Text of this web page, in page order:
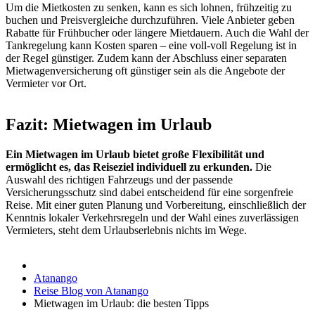
Um die Mietkosten zu senken, kann es sich lohnen, frühzeitig zu
buchen und Preisvergleiche durchzuführen. Viele Anbieter geben
Rabatte für Frühbucher oder längere Mietdauern. Auch die Wahl der
Tankregelung kann Kosten sparen – eine voll-voll Regelung ist in
der Regel günstiger. Zudem kann der Abschluss einer separaten
Mietwagenversicherung oft günstiger sein als die Angebote der
Vermieter vor Ort.
Fazit: Mietwagen im Urlaub
Ein Mietwagen im Urlaub bietet große Flexibilität und
ermöglicht es, das Reiseziel individuell zu erkunden. Die
Auswahl des richtigen Fahrzeugs und der passende
Versicherungsschutz sind dabei entscheidend für eine sorgenfreie
Reise. Mit einer guten Planung und Vorbereitung, einschließlich der
Kenntnis lokaler Verkehrsregeln und der Wahl eines zuverlässigen
Vermieters, steht dem Urlaubserlebnis nichts im Wege.
Atanango
Reise Blog von Atanango
Mietwagen im Urlaub: die besten Tipps